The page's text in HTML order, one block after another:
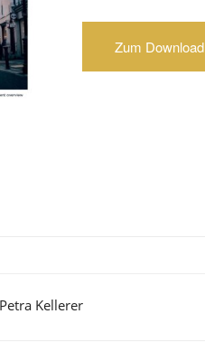
Zum Download
Petra Kellerer